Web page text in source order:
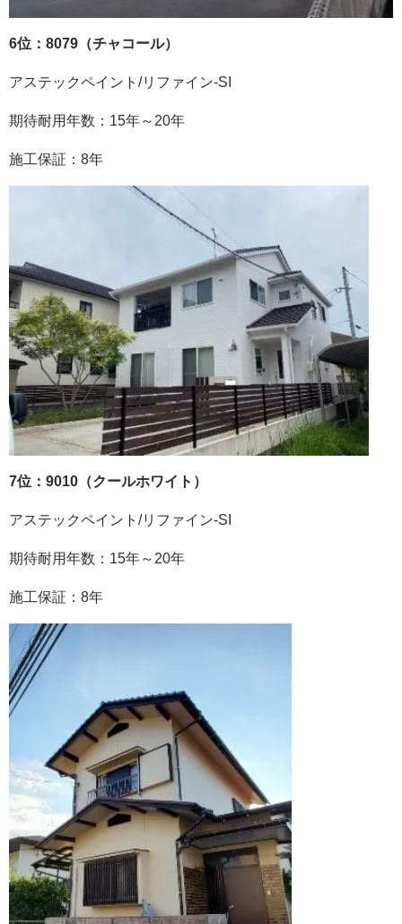
6位：8079（チャコール）
アステックペイント /リファイン-SI
期待耐用年数： 15年～ 20年
施工保証： 8年
7位：9010（クールホワイト）
アステックペイント /リファイン-SI
期待耐用年数： 15年～ 20年
施工保証： 8年